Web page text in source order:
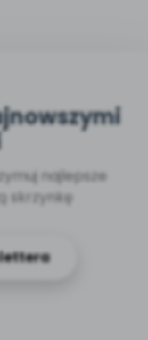
najlepsze
skrzynkę